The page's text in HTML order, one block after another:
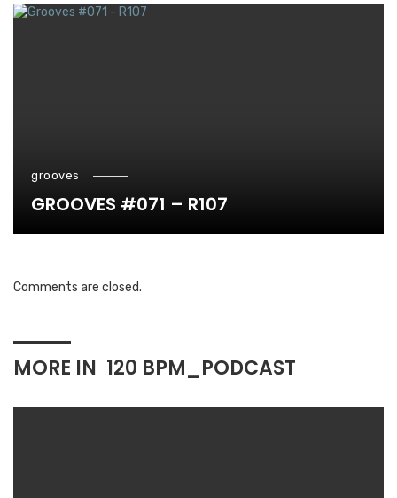
grooves
GROOVES #071 – R107
Comments are closed.
MORE IN 120 BPM_PODCAST